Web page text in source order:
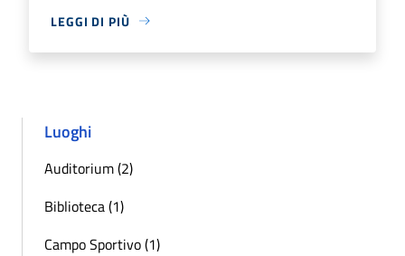
LEGGI DI PIÙ
Luoghi
Auditorium (2)
Biblioteca (1)
Campo Sportivo (1)